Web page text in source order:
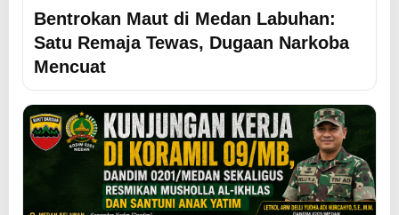
Bentrokan Maut di Medan Labuhan:
Satu Remaja Tewas, Dugaan Narkoba
Mencuat